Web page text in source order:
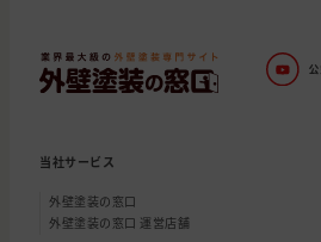
当社サービス
外壁塗装の窓口
外壁塗装の窓口 運営店舗